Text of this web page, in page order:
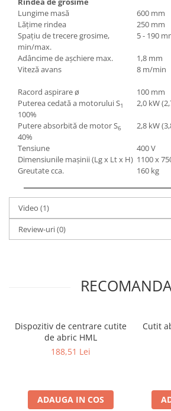
Dispozitive de prindere pentru
unelte
Elemente de prindere mecanică
Fălci pentru PHV / VHV
Menghine
Mese rotative / mese inclinabile /
Etape XY
Papusa mobila / con de centrare
Instrumente de masurare
Afisaj digital
Bloc ecartament, masurare și
testare
Indicatoare înălțime
Indicator cadran / Baze magnetice
Masurare
Micrometru de interior
Placi de granit de suprafață
Instrumente de decupare
metalelor
Lungime masă
600 mm
Lăţime rindea
250 mm
Spaţiu de trecere grosime,
min/max.
5 - 190
Adâncime de aşchiere max.
1,8 mm
Viteză avans
8 m/min
Racord aspirare ø
100 mm
Puterea cedată a motorului S1
100%
2,0 kW
Putere absorbită de motor S6
40%
2,8 kW
Tensiune
400 V
Dimensiunile maşinii (Lg x Lt x H) 1100 x
Greutate cca.
160 kg
Video (1)
Review-uri(0)
Dispozitiv de centrare cutite
de abric HML
188,51 Lei
ADAUGA IN COS
Cutit